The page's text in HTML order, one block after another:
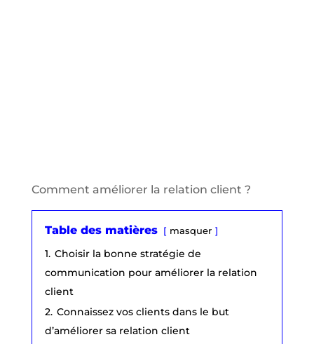
Comment améliorer la relation client ?
Table des matières masquer
1. Choisir la bonne stratégie de
communication pour améliorer la relation
client
2. Connaissez vos clients dans le but
d’améliorer sa relation client